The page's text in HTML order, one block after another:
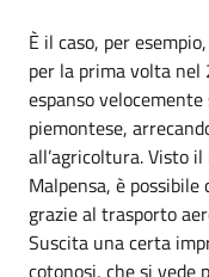
È il caso, per
per la prima volta nel
espanso
piemontese,
all’agricoltura. Visto
Malpensa, è
grazie al trasporto
Suscita una certa
cotonosi, che si vede